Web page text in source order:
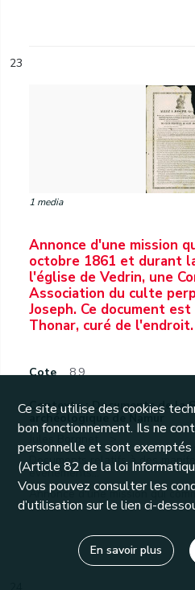
23
1 media
Annonce d'une mission
octobre 1861 et durant
l'église de Vedrin, une
Association du culte
Joseph. Ce document est
Thonar, curé de l'endroit.
Cote 8.9
Contexte : Documents de la
archéologique de Namur
Jules Borgnet.
Documents relatifs à des
événements...
Annonce d'une mission qui
octobre...
Ce site utilise des cookies
bon fonctionnement. Ils ne
personnelle et sont
(Article 82 de la loi
Vous pouvez consulter les
d’utilisation sur le lien ci-
En savoir plus